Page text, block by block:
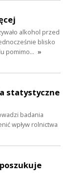
alkohol przed
blisko
pomimo… »
statystyczne
badania
wpływ rolnictwa